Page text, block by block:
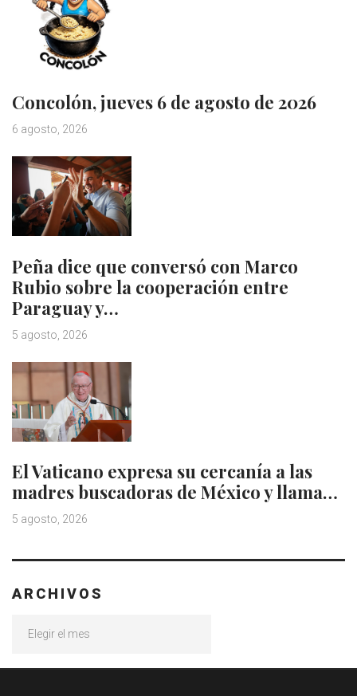
Concolón, jueves 6 de agosto de 2026
6 agosto, 2026
Peña dice que conversó con Marco
Rubio sobre la cooperación entre
Paraguay y…
5 agosto, 2026
El Vaticano expresa su cercanía a las
madres buscadoras de México y llama…
5 agosto, 2026
ARCHIVOS